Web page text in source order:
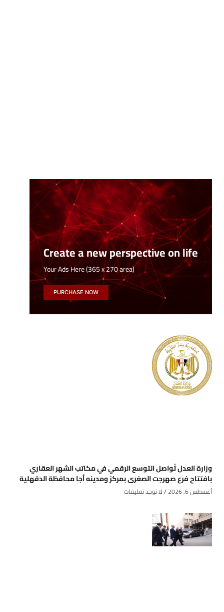
Create a new perspective on life
Your Ads Here (365 x 270 area)
PURCHASE NOW
وزارة العدل تُواصل التوسع الرقمي في مكاتب الشهر العقاري
بافتتاح فرع صهرجت الصغرى بمركز ومدينه أجا محافظة الدقهلية
أغسطس 6, 2026 لا توجد تعليقات